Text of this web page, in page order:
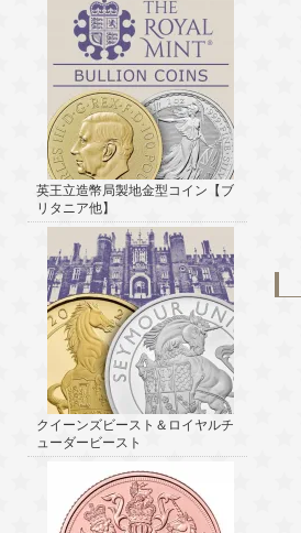
英王立造幣局製地金型コイン【ブ
リタニア他】
クイーンズビースト＆ロイヤルチ
ューダービースト